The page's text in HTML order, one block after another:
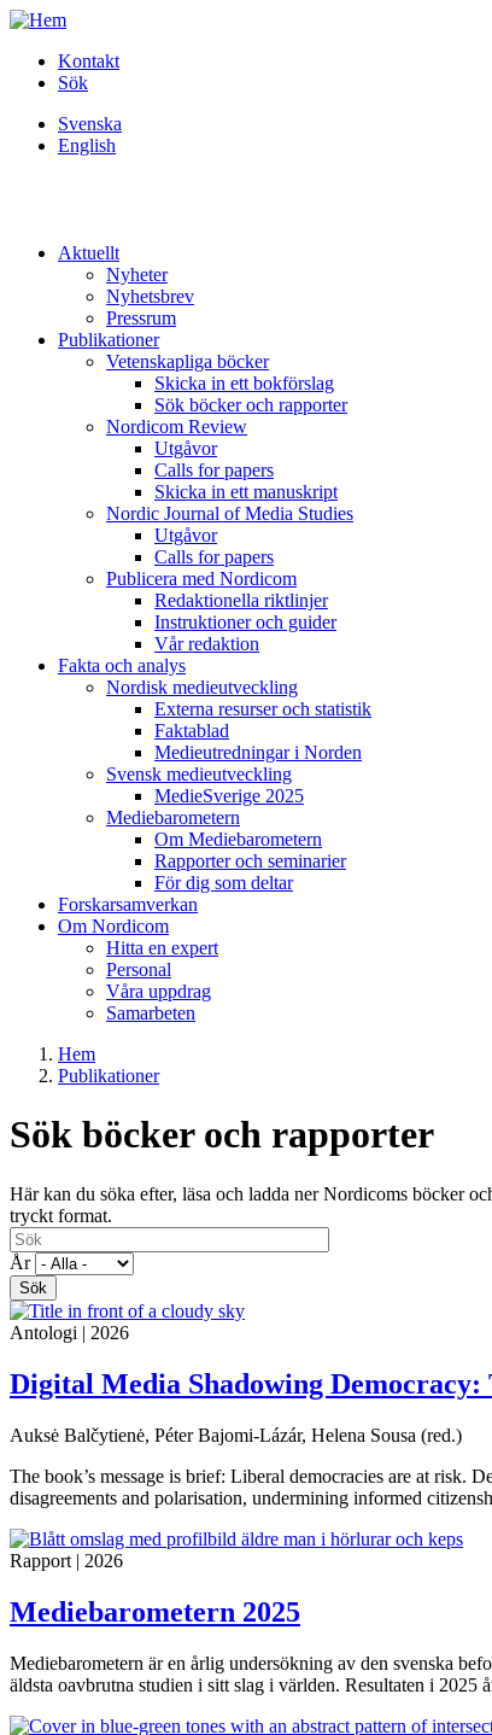
Hoppa
huvudinnehåll
Kontakt
Sök
Svenska
English
Main
Aktuellt
Nyheter
Nyhetsbrev
Pressrum
Publikationer
Vetenskapliga böcker
Skicka in ett bokförslag
Sök böcker och rapporter
Nordicom Review
Utgåvor
Calls for papers
Skicka in ett manuskript
Nordic Journal of Media Studies
Utgåvor
Calls for papers
Publicera med Nordicom
Redaktionella riktlinjer
Instruktioner och guider
Vår redaktion
Fakta och analys
Nordisk medieutveckling
Externa resurser och statistik
Faktablad
Medieutredningar i Norden
Svensk medieutveckling
MedieSverige 2025
Mediebarometern
Om Mediebarometern
Rapporter och seminarier
För dig som deltar
Forskarsamverkan
Om Nordicom
Hitta en expert
Personal
Våra uppdrag
Samarbeten
Hem
Publikationer
Sök böcker och rapporter
Här kan du söka efter, läsa och ladda ner Nordicoms böcker
tryckt format.
År
Antologi | 2026
Digital Media Shadowing
Auksė Balčytienė, Péter Bajomi-Lázár, Helena Sousa (red.)
The book’s message is brief: Liberal democracies are at risk.
disagreements and polarisation, undermining informed
Rapport | 2026
Mediebarometern 2025
Mediebarometern är en årlig undersökning av den svenska
äldsta oavbrutna studien i sitt slag i världen. Resultaten i